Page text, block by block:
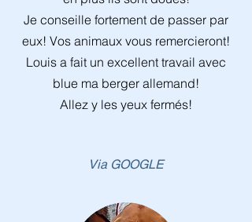
Je conseille fortement de passer par
eux! Vos animaux vous remercieront!
Louis a fait un excellent travail avec
blue ma berger allemand!
Allez y les yeux fermés!
Via GOOGLE